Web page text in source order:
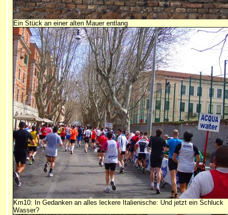
Ein Stück an einer alten Mauer entlang
Km10: In Gedanken an alles leckere Italienische: Und jetzt ein Schluck
Wasser?